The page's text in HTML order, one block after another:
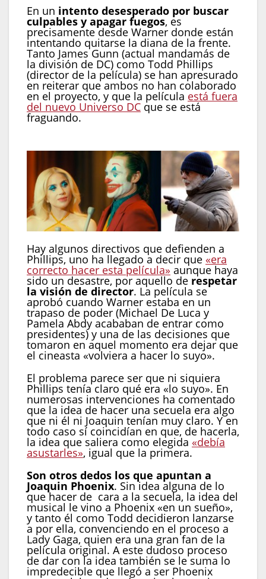
En un intento desesperado por buscar
culpables y apagar fuegos, es
precisamente desde Warner donde están
intentando quitarse la diana de la frente.
Tanto James Gunn (actual mandamás de
la división de DC) como Todd Phillips
(director de la película) se han apresurado
en reiterar que ambos no han colaborado
en el proyecto, y que la película está fuera
del nuevo Universo DC que se está
fraguando.
Hay algunos directivos que defienden a
Phillips, uno ha llegado a decir que «era
correcto hacer esta película» aunque haya
sido un desastre, por aquello de respetar
la visión de director. La película se
aprobó cuando Warner estaba en un
trapaso de poder (Michael De Luca y
Pamela Abdy acababan de entrar como
presidentes) y una de las decisiones que
tomaron en aquel momento era dejar que
el cineasta «volviera a hacer lo suyo».
El problema parece ser que ni siquiera
Phillips tenía claro qué era «lo suyo». En
numerosas intervenciones ha comentado
que la idea de hacer una secuela era algo
que ni él ni Joaquin tenían muy claro. Y en
todo caso sí coincidían en que, de hacerla,
la idea que saliera como elegida «debía
asustarles», igual que la primera.
Son otros dedos los que apuntan a
Joaquin Phoenix. Sin idea alguna de lo
que hacer de cara a la secuela, la idea del
musical le vino a Phoenix «en un sueño»,
y tanto él como Todd decidieron lanzarse
a por ella, convenciendo en el proceso a
Lady Gaga, quien era una gran fan de la
película original. A este dudoso proceso
de dar con la idea también se le suma lo
impredecible que llegó a ser Phoenix